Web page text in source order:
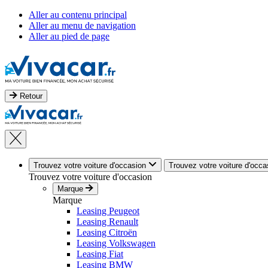
Aller au contenu principal
Aller au menu de navigation
Aller au pied de page
Retour
Trouvez votre voiture d'occasion Trouvez votre voiture
Trouvez votre voiture d'occasion
Marque
Marque
Leasing Peugeot
Leasing Renault
Leasing Citroën
Leasing Volkswagen
Leasing Fiat
Leasing BMW